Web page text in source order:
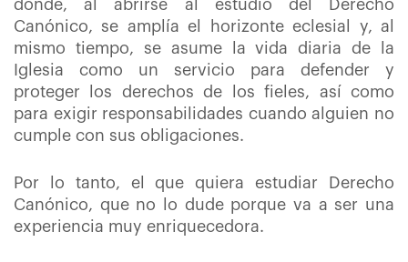
donde, al abrirse al estudio del Derecho
Canónico, se amplía el horizonte eclesial y, al
mismo tiempo, se asume la vida diaria de la
Iglesia como un servicio para defender y
proteger los derechos de los fieles, así como
para exigir responsabilidades cuando alguien no
cumple con sus obligaciones.
Por lo tanto, el que quiera estudiar Derecho
Canónico, que no lo dude porque va a ser una
experiencia muy enriquecedora.